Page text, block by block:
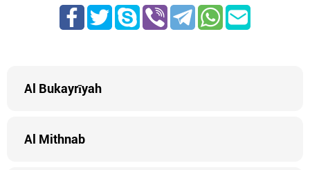
Al Bukayrīyah
Al Mithnab